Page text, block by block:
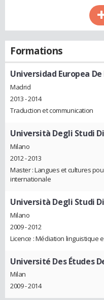
Formations
Universidad Europea
Madrid
2013 - 2014
Traduction et communication
Università Degli Studi
Milano
2012 - 2013
Master : Langues et cultures
internationale
Università Degli Studi
Milano
2009 - 2012
Licence : Médiation linguistique
Université Des Études
Milan
2009 - 2014